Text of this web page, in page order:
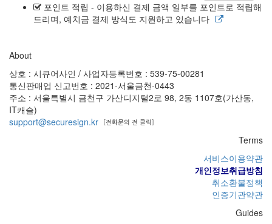
포인트 적립 - 이용하신 결제 금액 일부를 포인트로 적립해
드리며, 예치금 결제 방식도 지원하고 있습니다
About
상호 : 시큐어사인 / 사업자등록번호 : 539-75-00281
통신판매업 신고번호 : 2021-서울금천-0443
주소 : 서울특별시 금천구 가산디지털2로 98, 2동 1107호(가산동,
IT캐슬)
support@securesign.kr
Terms
서비스이용약관
개인정보취급방침
취소환불정책
인증기관약관
Guides